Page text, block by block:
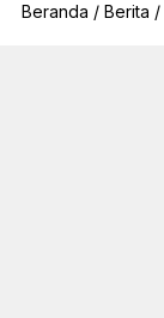
Beranda / Berita /